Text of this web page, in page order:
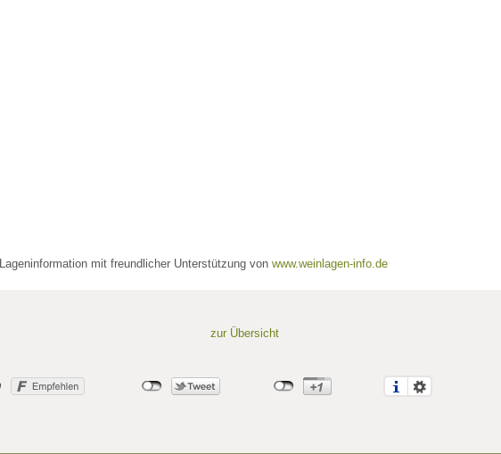
Lageninformation mit freundlicher Unterstützung von www.weinlagen-info.de
zur Übersicht